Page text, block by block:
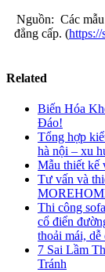
Nguồn: Các mẫu
đẳng cấp. (https://
Related
Biến Hóa
Đáo!
Tổng hợp
hà nội – xu
Mẫu thiết kế
Tư vấn và
Thi công
cổ điển
thoải mái, dễ
7 Sai Lầm
Tránh